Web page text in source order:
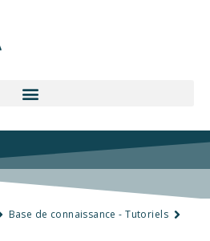
Base de connaissance - Tutoriels